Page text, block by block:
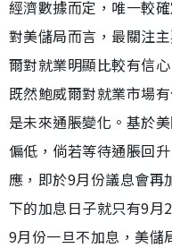
經濟數據而定，唯一較
對美儲局而言，最關注
爾對就業明顯比較有信
既然鮑威爾對就業市場
是未來通脹變化。基於
偏低，倘若等待通脹回
應，即於9月份議息會再
下的加息日子就只有9
9月份一旦不加息，美儲